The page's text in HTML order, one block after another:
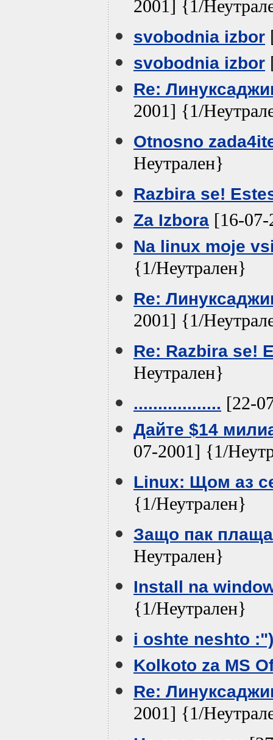
2001] {1/
svobodnia izbor
svobodnia izbor
Re:
2001] {1/
Otnosno
Неутрален}
Razbira se!
Za Izbora [16-
Na linux moje
{1/Неутрален}
Re:
2001] {1/
Re: Razbira se!
Неутрален}
.................. [22-
Дайте $14
07-2001] {1/
Linux: Щом аз
{1/Неутрален}
Защо пак
Неутрален}
Install na
{1/Неутрален}
i oshte neshto
Kolkoto za MS
Re:
2001] {1/